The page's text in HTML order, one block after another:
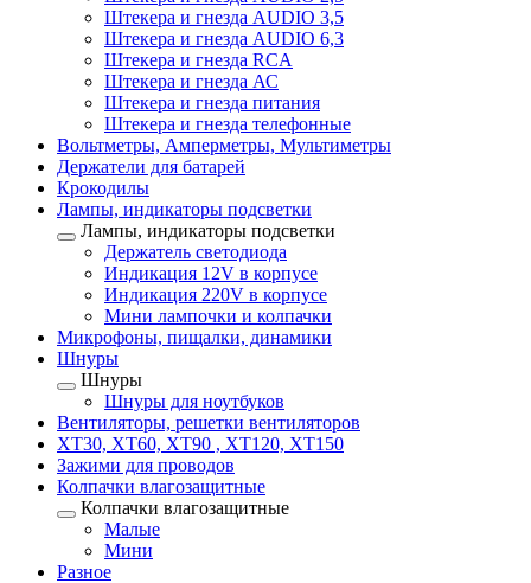
Штекера и гнезда AUDIO 3,5
Штекера и гнезда AUDIO 6,3
Штекера и гнезда RCA
Штекера и гнезда АС
Штекера и гнезда питания
Штекера и гнезда телефонные
Вольтметры, Амперметры, Мультиметры
Держатели для батарей
Крокодилы
Лампы, индикаторы подсветки
Лампы, индикаторы подсветки
Держатель светодиода
Индикация 12V в корпусе
Индикация 220V в корпусе
Мини лампочки и колпачки
Микрофоны, пищалки, динамики
Шнуры
Шнуры
Шнуры для ноутбуков
Вентиляторы, решетки вентиляторов
XT30, XT60, XT90 , XT120, XT150
Зажими для проводов
Колпачки влагозащитные
Колпачки влагозащитные
Малые
Мини
Разное